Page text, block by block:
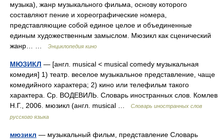
музыка), жанр музыкального фильма, основу которого
составляют пение и хореографические номера,
представляющие собой единое целое и объединенные
единым художественным замыслом. Мюзикл как сценический
жанр… …
Энциклопедия кино
МЮЗИКЛ — [англ. musical < musical comedy музыкальная
комедия] 1) театр. веселое музыкальное представление, чаще
комедийного характера; 2) кино или телефильм такого
характера. Ср. ВОДЕВИЛЬ. Словарь иностранных слов. Комлев
Н.Г., 2006. мюзикл (англ. musical …
Словарь иностранных слов
русского языка
мюзикл — музыкальный фильм, представление Словарь